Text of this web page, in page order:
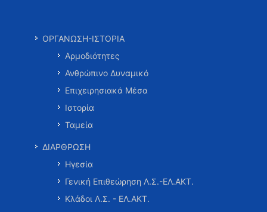
ΟΡΓΑΝΩΣΗ-ΙΣΤΟΡΙΑ
Αρμοδιότητες
Ανθρώπινο Δυναμικό
Επιχειρησιακά Μέσα
Ιστορία
Ταμεία
ΔΙΑΡΘΡΩΣΗ
Ηγεσία
Γενική Επιθεώρηση Λ.Σ.-ΕΛ.ΑΚΤ.
Κλάδοι Λ.Σ. - ΕΛ.ΑΚΤ.